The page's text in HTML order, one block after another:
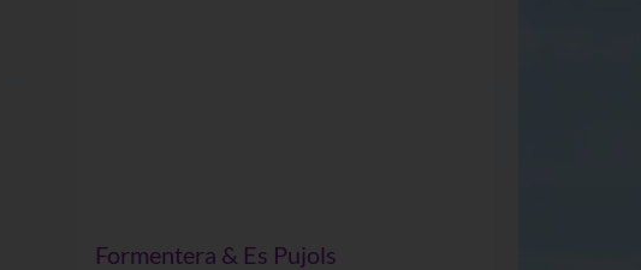
Formentera & Es Pujols